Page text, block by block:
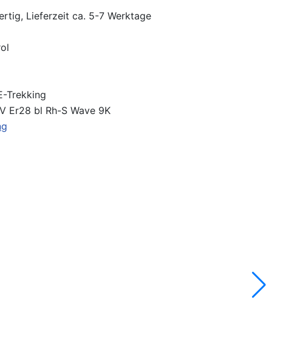
Lieferzeit ca. 5-7 Werktage
Trekking
Er28 bl Rh-S Wave 9K